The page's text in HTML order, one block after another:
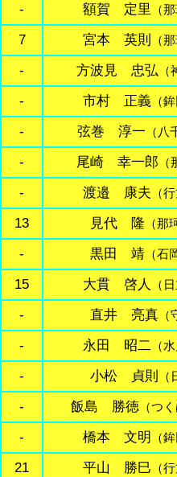
- 額賀 定里 （
7 宮本 英則 （
- 方波見 忠弘 （
- 市村 正義 （
- 弦巻 淳一 （八
- 尾崎 幸一郎 （
- 渡邉 康夫 （
13 見代 隆 （那
- 黒田 靖（石
15 大貫 啓人 （
- 直井 亮真（
- 永田 昭二 （
- 小松 貞則 （
- 飯島 勝徳 （つく
- 橋本 文明 （
21 平山 勝巳 （